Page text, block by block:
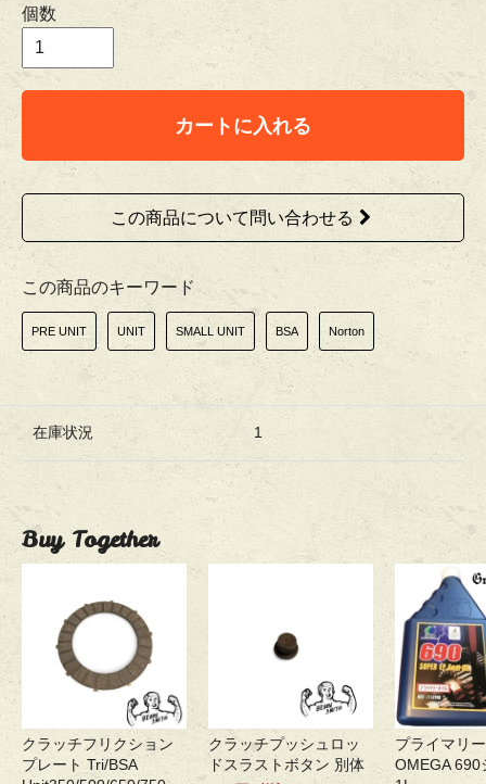
個数
カートに入れる
この商品について問い合わせる
この商品のキーワード
PRE UNIT UNIT SMALL UNIT BSA Norton
在庫状況 1
Buy Together
クラッチフリクション
プレート Tri/BSA
クラッチプッシュロッ
ドスラストボタン 別体
プライマリ
OMEGA 690